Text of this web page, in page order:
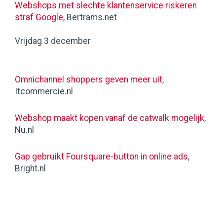
Webshops met slechte klantenservice riskeren
straf Google, Bertrams.net
Vrijdag 3 december
Omnichannel shoppers geven meer uit,
Itcommercie.nl
Webshop maakt kopen vanaf de catwalk mogelijk,
Nu.nl
Gap gebruikt Foursquare-button in online ads,
Bright.nl